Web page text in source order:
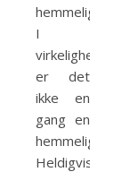
hemmelighed.
I
virkeligheden
er det
ikke en
gang en
hemmelighed.
Heldigvis!